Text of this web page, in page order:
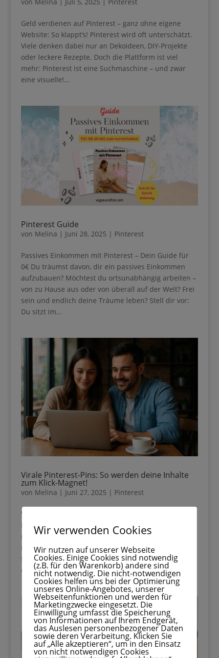
Geld verdienen auf Pinterest – ganz ohne eigene
Website: So klappt’s! Pinterest wird oft
unterschätzt. Viele denken dabei nur an Dekoideen,
DIY-Projekte oder leckere Rezepte. Doch die
Plattform ist viel mehr: Pinterest ist eine
Suchmaschine – und zwar eine visuelle!...
vonMelina |Juni 28, 2025
0€ Du träumst davon, dir ein passives Einkommen
aufzubauen? Möchtest du ortsunabhängig arbeiten
– von zu Hause aus oder von überall auf der Welt?
Frei sein und endlich deine Träume leben? Stell dir
vor: Du sitzt im...
zum Klick-Magnet!
vonMelina|Juni 27, 2025|Pinterest
Klick-Magnet! Du wünschst dir, dass deine Pins
nicht nur schön aussehen, sondern wirklich viele
Menschen erreichen? Dann ist dieser Beitrag genau
für dich! Denn virale Pins sind kein Zufall – sie
folgen einer klaren...
obwohl du introvertiert
bist!
Ihre Anmeldung konnte nicht gespeichert werden. Bitte
versuchen Sie es erneut.
Ihre Anmeldung war erfolgreich.
Lade dir meinen Guide für 0€
runter, wenn du…
• das Gefühl hast, dass ein klassischer Job nicht wirklich
zu deiner Persönlichkeit passt
• dir ein eigenes Online-Einkommen aufbauen möchtest,
ohne ständig sichtbar sein zu müssen
Wir verwenden Cookies
Wir nutzen auf unserer Webseite
Cookies. Einige Cookies sind notwendig
(z.B. für den Warenkorb) andere sind
nicht notwendig. Die nicht-notwendigen
Cookies helfen uns bei der Optimierung
unseres Online-Angebotes, unserer
Webseitenfunktionen und werden für
Marketingzwecke eingesetzt. Die
Einwilligung umfasst die Speicherung
von Informationen auf Ihrem Endgerät,
das Auslesen personenbezogener Daten
sowie deren Verarbeitung. Klicken Sie
auf „Alle akzeptieren“, um in den Einsatz
von nicht notwendigen Cookies